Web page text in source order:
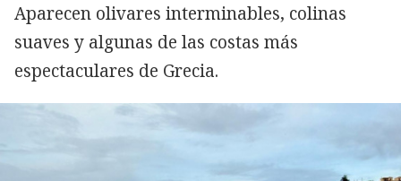
Aparecen olivares interminables, colinas
suaves y algunas de las costas más
espectaculares de Grecia.